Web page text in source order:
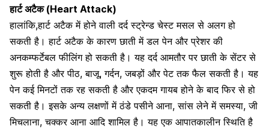
हार्ट अटैक (Heart Attack)
हालांकि,हार्ट अटैक में होने वाली दर्द स्ट्रेन्ड चेस्ट मसल से अलग हो
सकती है। हार्ट अटैक के कारण छाती में डल पेन और प्रेशर की
अनकम्फर्टेबल फीलिंग हो सकती है। यह दर्द आमतौर पर छाती के सेंटर से
शुरू होती है और पीठ, बाजू, गर्दन, जबड़ों और पेट तक फैल सकती है। यह
पेन कई मिनटों तक रह सकती है और एकदम गायब होने के बाद फिर से हो
सकती है। इसके अन्य लक्षणों में ठंडे पसीने आना, सांस लेने में समस्या, जी
मिचलाना,चक्कर आना आदि शामिल है। यह एक आपातकालीन स्थिति है